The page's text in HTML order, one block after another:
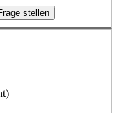
stellen